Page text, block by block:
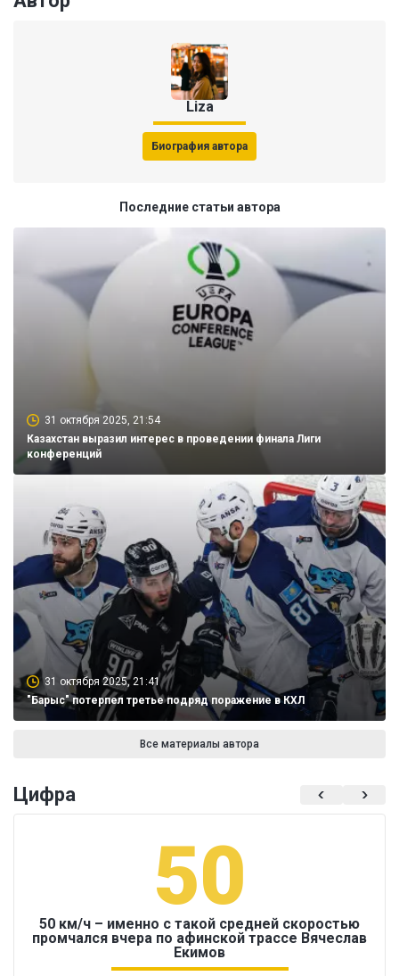
Liza
Биография автора
Последние статьи автора
31 октября 2025, 21:54
Казахстан выразил интерес в проведении финала Лиги
конференций
31 октября 2025, 21:41
"Барыс" потерпел третье подряд поражение в КХЛ
Все материалы автора
Цифра
50
50 км/ч – именно с такой средней скоростью
промчался вчера по афинской трассе Вячеслав
Екимов